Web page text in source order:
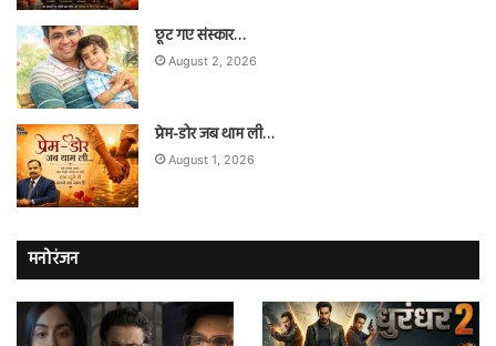
छूट गए संस्कार…
August 2, 2026
प्रेम-डोर जब थाम ली…
August 1, 2026
मनोरंजन